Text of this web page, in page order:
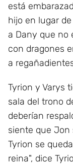
está
hijo en lugar
a Dany que no
con dragones
a
Tyrion y Varys
sala del trono
deberían
siente que Jon
Tyrion se
reina", dice